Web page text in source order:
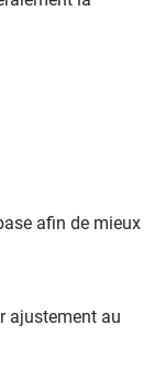
afin de mieux
ajustement au